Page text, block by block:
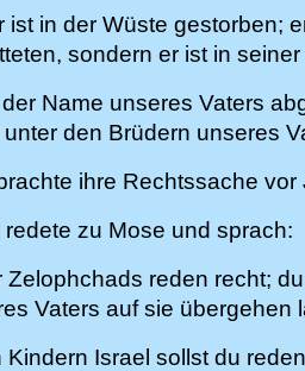
ist in der Wüste gestorben;
sondern er ist in
Name unseres Vaters
den Brüdern unseres
ihre Rechtssache vor
zu Mose und sprach:
Zelophchads reden recht;
Vaters auf sie übergehen
Israel sollst du